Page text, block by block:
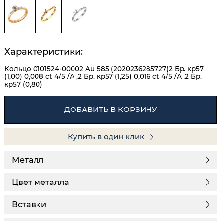
Характеристики:
Кольцо 0101524-00002 Au 585 (2020236285727(2 Бр. кр57
(1,00) 0,008 ct 4/5 /А ,2 Бр. кр57 (1,25) 0,016 ct 4/5 /А ,2 Бр.
кр57 (0,80)
ДОБАВИТЬ В КОРЗИНУ
Купить в один клик
Металл
Цвет металла
Вставки